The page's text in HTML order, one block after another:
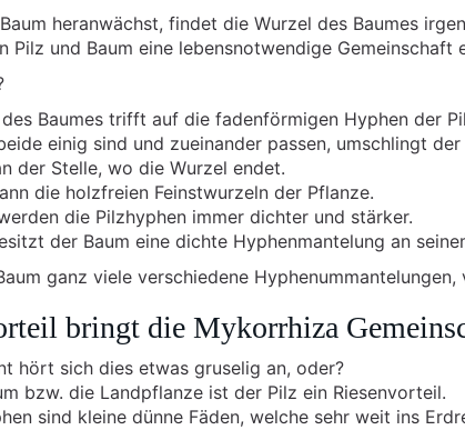
heranwächst, findet die Wurzel des Baumes
Pilz und Baum eine lebensnotwendige Gemeinschaft
Baumes trifft auf die fadenförmigen Hyphen der
einig sind und zueinander passen, umschlingt
der Stelle, wo die Wurzel endet.
die holzfreien Feinstwurzeln der Pflanze.
die Pilzhyphen immer dichter und stärker.
der Baum eine dichte Hyphenmantelung an
ganz viele verschiedene
bringt die Mykorrhiza
hört sich dies etwas gruselig an, oder?
bzw. die Landpflanze ist der Pilz ein Riesenvorteil.
sind kleine dünne Fäden, welche sehr weit ins